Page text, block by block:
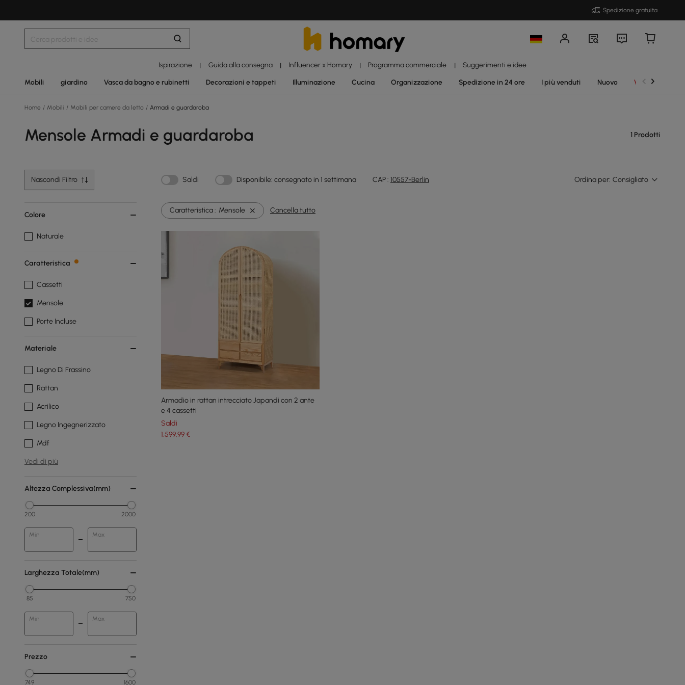
Spedizione gratuita
Ispirazione | Guida alla consegna | Influencer x Homary | Programma commerciale | Suggerimenti e idee
Mobili giardino Vasca da bagno e rubinetti Decorazioni e tappeti Illuminazione Cucina Organizzazione Spedizione in 24 ore I più venduti Nuovo Vendite
Home / Mobili / Mobili per camere da letto / Armadi e guardaroba
Mensole Armadi e guardaroba 1 Prodotti
Nascondi Filtro Saldi Disponibile: consegnato in 1 settimana CAP : 10557-Berlin Ordina per: Consigliato
Colore
Naturale
Caratteristica
Cassetti
Mensole
Porte Incluse
Materiale
Legno Di Frassino
Rattan
Acrilico
Legno Ingegnerizzato
Mdf
Vedi di più
Altezza Complessiva(mm)
200 2000
Min Max
Larghezza Totale(mm)
85 750
Min Max
Prezzo
749 1600
Caratteristica : Mensole Cancella tutto
Armadio in rattan intrecciato Japandi con 2 ante
e 4 cassetti
Saldi
1.599,99€